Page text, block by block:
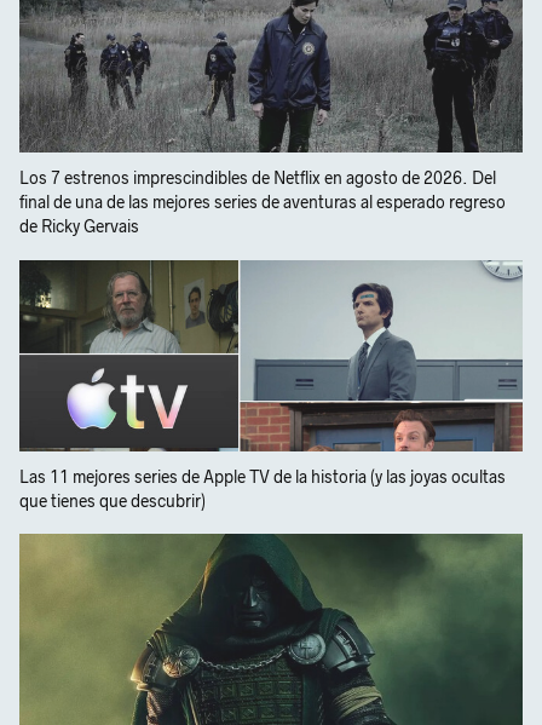
Los 7 estrenos imprescindibles de Netflix en agosto de 2026. Del
final de una de las mejores series de aventuras al esperado regreso
de Ricky Gervais
Las 11 mejores series de Apple TV de la historia (y las joyas ocultas
que tienes que descubrir)